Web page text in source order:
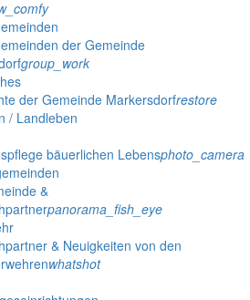
der Gemeinde
group_work
der Gemeinde Markersdorfrestore
/ Landleben
bäuerlichen Lebensphoto_camera
&
panorama_fish_eye
& Neuigkeiten von den
whatshot